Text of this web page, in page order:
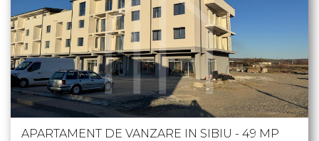
APARTAMENT DE VANZARE IN SIBIU - 49 MP